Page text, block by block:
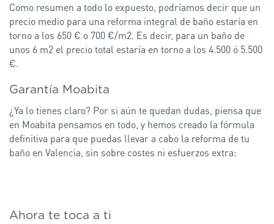
Como resumen a todo lo expuesto, podríamos decir que un
precio medio para una reforma integral de baño estaría en
torno a los 650 € o 700 €/m2. Es decir, para un baño de
unos 6 m2 el precio total estaría en torno a los 4.500 ó 5.500
€.
Garantía Moabita
¿Ya lo tienes claro? Por si aún te quedan dudas, piensa que
en Moabita pensamos en todo, y hemos creado la fórmula
definitiva para que puedas llevar a cabo la reforma de tu
baño en Valencia, sin sobre costes ni esfuerzos extra:
Ahora te toca a ti